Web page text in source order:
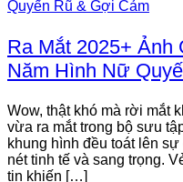
Ra Mắt 2025+ Ảnh
Năm Hình Nữ
Wow, thật khó mà rời mắt
vừa ra mắt trong bộ sưu
khung hình đều toát lên
nét tinh tế và sang trọng.
tin khiến […]